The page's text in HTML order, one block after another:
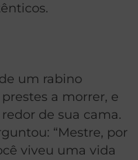
um rabino
a morrer, e
de sua cama.
“Mestre, por
viveu uma vida